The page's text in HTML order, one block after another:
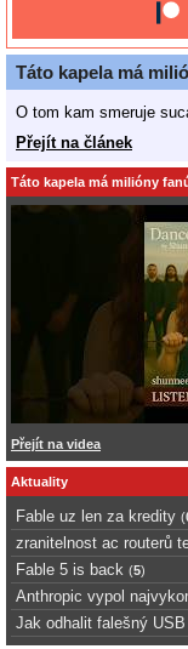
Táto kapela má
O tom kam smeruje
Přejít na článek
Táto kapela má milióny
Přejít na videa
Aktuality
Fable uz len za kredity (
zranitelnost ac routerů
Fable 5 is back (5)
Anthropic vypol
Jak odhalit falešný